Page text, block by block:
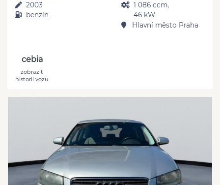
2003
benzín
1 086 ccm,
46 kW
Hlavní město Praha
cebia
zobrazit
historii vozu